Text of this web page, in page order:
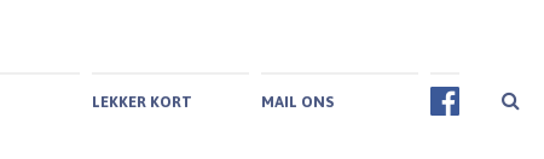
LEKKER KORT MAIL ONS